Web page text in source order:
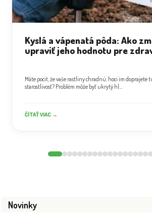
Kyslá a vápenatá pôda: Ako
upraviť jeho hodnotu pre
Máte pocit, že vaše rastliny chradnú, hoci im doprajete
starostlivosť? Problém môže byť ukrytý hl...
ČÍTAŤ VIAC →
Novinky